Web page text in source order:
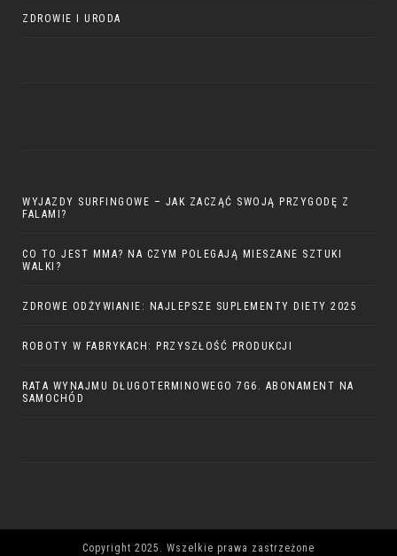
ZDROWIE I URODA
WYJAZDY SURFINGOWE – JAK ZACZĄĆ SWOJĄ PRZYGODĘ Z
FALAMI?
CO TO JEST MMA? NA CZYM POLEGAJĄ MIESZANE SZTUKI
WALKI?
ZDROWE ODŻYWIANIE: NAJLEPSZE SUPLEMENTY DIETY 2025
ROBOTY W FABRYKACH: PRZYSZŁOŚĆ PRODUKCJI
RATA WYNAJMU DŁUGOTERMINOWEGO 7G6. ABONAMENT NA
SAMOCHÓD
Copyright 2025. Wszelkie prawa zastrzeżone